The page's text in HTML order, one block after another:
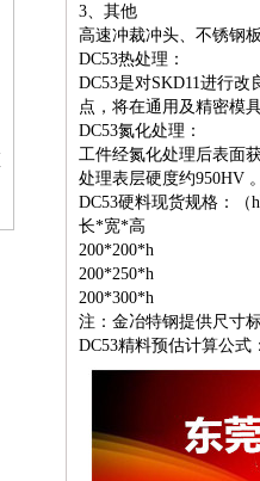
3、其他
高速冲裁冲头、不锈钢板
DC53热处理：
DC53是对SKD11进行
点，将在通用及精密模
DC53氮化处理：
工件经氮化处理后表面
处理表层硬度约950HV 。
DC53硬料现货规格：（
长*宽*高
200*200*h
200*250*h
200*300*h
注：金冶特钢提供尺寸
DC53精料预估计算公式